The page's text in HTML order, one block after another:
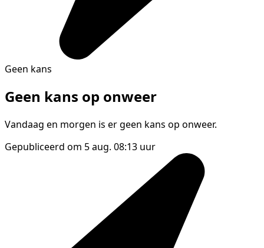
Geen kans
Geen kans op onweer
Vandaag en morgen is er geen kans op onweer.
Gepubliceerd om 5 aug. 08:13 uur